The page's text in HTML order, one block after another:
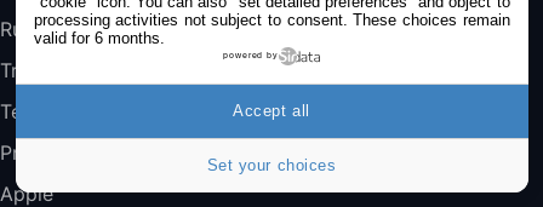
Jeu FIFA 20 sur PC (code à télécharger)
45,98€
Rumeurs
Trucs & astuces
Tests
Promos
Apple
processing activities not subject to consent. These choices remain
valid for 6 months.
powered by
Set your choices
Accept all